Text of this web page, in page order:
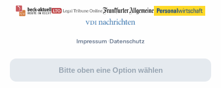
Impressum ·Datenschutz
Bitte oben eine Option wählen
über das Formular – wir melden uns zeitnah bei Ihnen.